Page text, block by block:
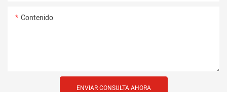
Contenido
ENVIAR CONSULTA AHORA